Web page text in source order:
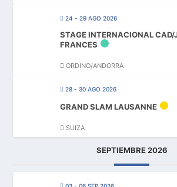
24 - 29 AGO 2026
STAGE INTERNACIONAL CAD/
FRANCES
ORDINO/ANDORRA
28 - 30 AGO 2026
GRAND SLAM LAUSANNE
SUIZA
SEPTIEMBRE 2026